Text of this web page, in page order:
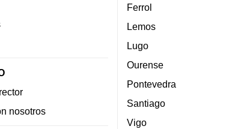
nosotros
Ferrol
Lemos
Lugo
Ourense
Pontevedra
Santiago
Vigo